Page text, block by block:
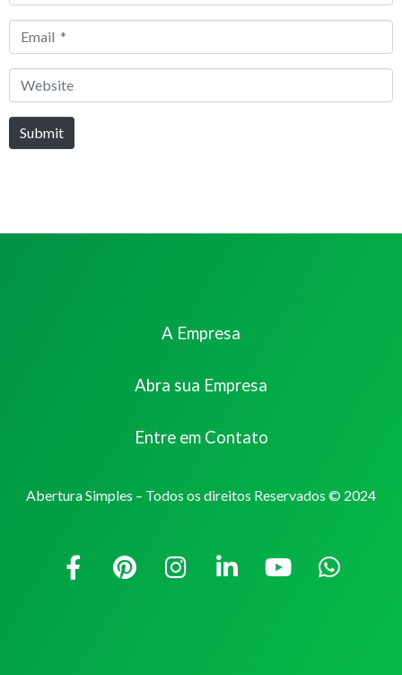
Email
Website
Submit
A Empresa
Abra sua Empresa
Entre em Contato
Abertura Simples – Todos os direitos Reservados © 2024